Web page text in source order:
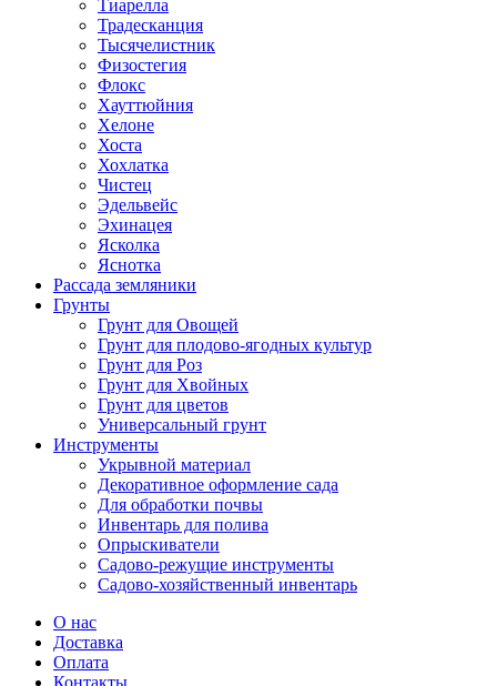
Тиарелла
Традесканция
Тысячелистник
Физостегия
Флокс
Хауттюйния
Хелоне
Хоста
Хохлатка
Чистец
Эдельвейс
Эхинацея
Ясколка
Яснотка
Рассада земляники
Грунты
Грунт для Овощей
Грунт для плодово-ягодных культур
Грунт для Роз
Грунт для Хвойных
Грунт для цветов
Универсальный грунт
Инструменты
Укрывной материал
Декоративное оформление сада
Для обработки почвы
Инвентарь для полива
Опрыскиватели
Садово-режущие инструменты
Садово-хозяйственный инвентарь
О нас
Доставка
Оплата
Контакты